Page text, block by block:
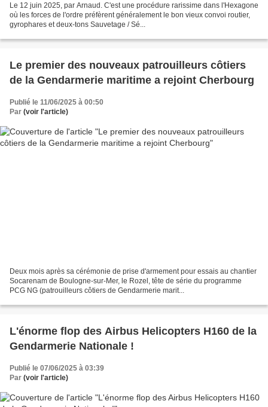
Le 12 juin 2025, par Arnaud. C'est une procédure rarissime dans l'Hexagone
où les forces de l'ordre préfèrent généralement le bon vieux convoi routier,
gyrophares et deux-tons Sauvetage / Sé...
Le premier des nouveaux patrouilleurs côtiers
de la Gendarmerie maritime a rejoint Cherbourg
Publié le 11/06/2025 à 00:50
Par (voir l'article)
Deux mois après sa cérémonie de prise d'armement pour essais au chantier
Socarenam de Boulogne-sur-Mer, le Rozel, tête de série du programme
PCG NG (patrouilleurs côtiers de Gendarmerie marit...
L'énorme flop des Airbus Helicopters H160 de la
Gendarmerie Nationale !
Publié le 07/06/2025 à 03:39
Par (voir l'article)